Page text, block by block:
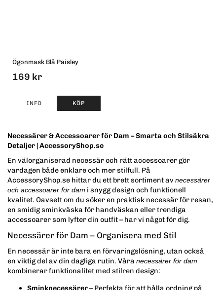
Ögonmask Blå Paisley
169 kr
INFO KÖP
Necessärer & Accessoarer för Dam – Smarta och Stilsäkra
Detaljer | AccessoryShop.se
En välorganiserad necessär och rätt accessoarer gör
vardagen både enklare och mer stilfull. På
AccessoryShop.se hittar du ett brett sortiment avnecessärer
och accessoarer för dam i snygg design och funktionell
kvalitet. Oavsett om du söker en praktisk necessär för resan,
en smidig sminkväska för handväskan eller trendiga
accessoarer som lyfter din outfit – har vi något för dig.
Necessärer för Dam – Organisera med Stil
En necessär är inte bara en förvaringslösning, utan också
en viktig del av din dagliga rutin. Våra necessärer för dam
kombinerar funktionalitet med stilren design:
Sminknecessärer– Perfekta för att hålla ordning på